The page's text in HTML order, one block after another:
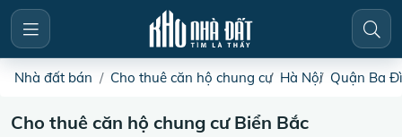
Nhà đất bán Cho thuê căn hộ chung cư Hà Nội Quận Ba
Cho thuê căn hộ chung cư Biển Bắc